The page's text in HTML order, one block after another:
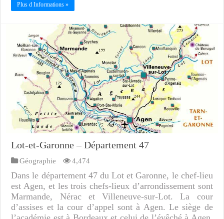
Plus d Informations »
Lot-et-Garonne – Département 47
Géographie 4,474
Dans le département 47 du Lot et Garonne, le chef-lieu
est Agen, et les trois chefs-lieux d’arrondissement sont
Marmande, Nérac et Villeneuve-sur-Lot. La cour
d’assises et la cour d’appel sont à Agen. Le siège de